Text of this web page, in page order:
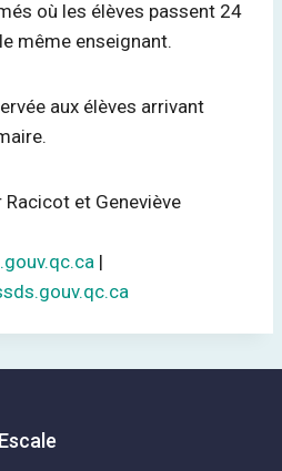
où les élèves passent 24
même enseignant.
aux élèves arrivant
Racicot et Geneviève
|